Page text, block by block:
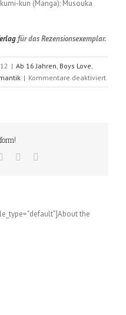
kun (Manga); Musouka
für das Rezensionsexemplar.
| Ab 16 Jahren Boys Love
| Kommentare deaktiviertfür
Liebe
the